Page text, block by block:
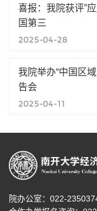
喜报：我院获评”
国第三
2025-04-28
我院举办“中国区
告会
2025-04-11
院办公室：022-